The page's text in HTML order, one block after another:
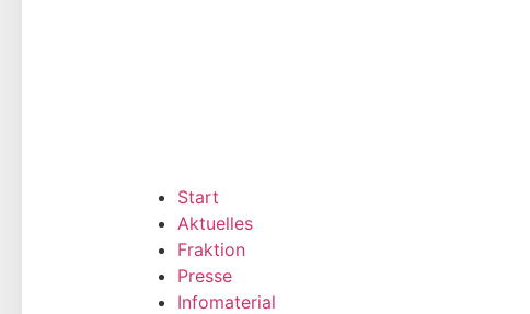
Start
Aktuelles
Fraktion
Presse
Infomaterial